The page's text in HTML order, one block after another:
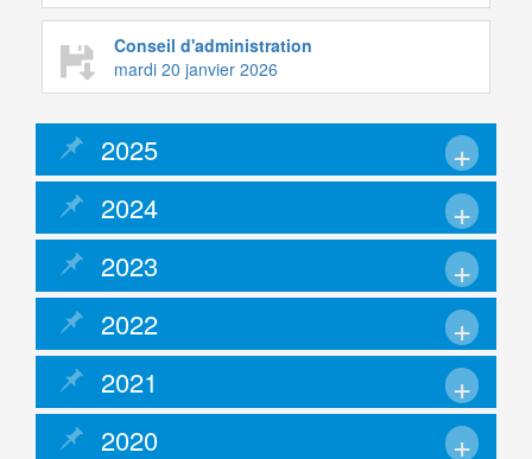
Conseil d'administration
mardi 20 janvier 2026
2025
2024
2023
2022
2021
2020